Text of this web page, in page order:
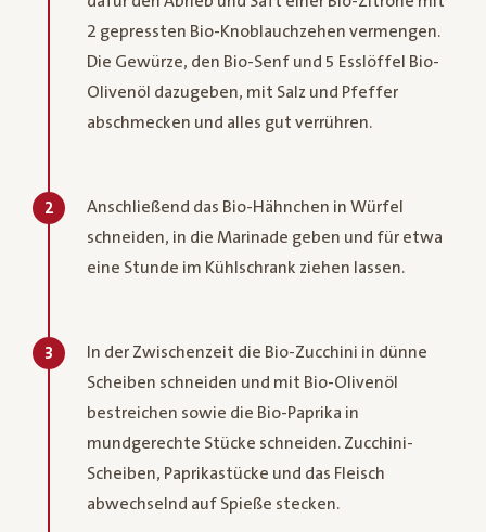
2 gepressten Bio-Knoblauchzehen vermengen.
Die Gewürze, den Bio-Senf und 5 Esslöffel Bio-
Olivenöl dazugeben, mit Salz und Pfeffer
abschmecken und alles gut verrühren.
2
Anschließend das Bio-Hähnchen in Würfel
schneiden, in die Marinade geben und für etwa
eine Stunde im Kühlschrank ziehen lassen.
3
In der Zwischenzeit die Bio-Zucchini in dünne
Scheiben schneiden und mit Bio-Olivenöl
bestreichen sowie die Bio-Paprika in
mundgerechte Stücke schneiden. Zucchini-
Scheiben, Paprikastücke und das Fleisch
abwechselnd auf Spieße stecken.